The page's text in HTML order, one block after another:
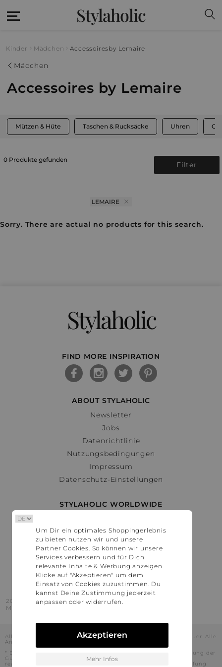
Stylaholic
Kinder Mädchen Accessoiresby Lemaire
Mädchen
Accessoires by Lemaire
Mützen & Hüte Taschen & Rucksäcke Uhren
0 Produkte gefunden
Filter
LEMAIRE
Sorry. There are actual no products for this search.
Stylaholic
FIND MORE INSPIRATION
ABOUT STYLAHOLIC
Newsletter
Jobs
Datenrichtlinie
Nutzungsbedingungen
Impressum
Datenschutz-Einstellungen
STYLAHOLIC WORLDWIDE
Österreich
Schweiz
France
United States
2016 - 2026 © Stylaholic.
Made for you with love in munich.
Alle Preise inkl. der jeweils geltenden gesetzlichen Mehrwertsteuer. Alle
Angaben ohne Gewähr.
* Die angezeigten Preise beinhalten Rabatte, die durch die Nutzung der
Gutschein-Codes auf den Seiten unserer Partner voraussichtlich
realisiert werden können. Stylaholic führt keine vollständige Prüfung
Um Dir ein optimales Shoppingerlebnis
zu bieten nutzen wir und unsere
Partner Cookies. So können wir unsere
Services verbessern und für Dich
relevante Inhalte & Werbung anzeigen.
Klicke auf "Akzeptieren" um dem
Einsatz von Cookies zuzustimmen. Du
kannst Deine Zustimmung jederzeit
anpassen oder widerrufen.
Akzeptieren
Mehr Infos